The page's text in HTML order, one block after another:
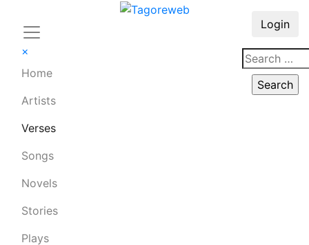
×
Home
Artists
Verses
Songs
Novels
Stories
Plays
Login